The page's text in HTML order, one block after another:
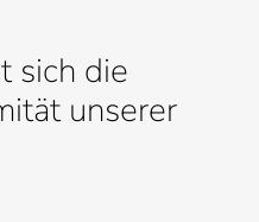
sich die
unserer